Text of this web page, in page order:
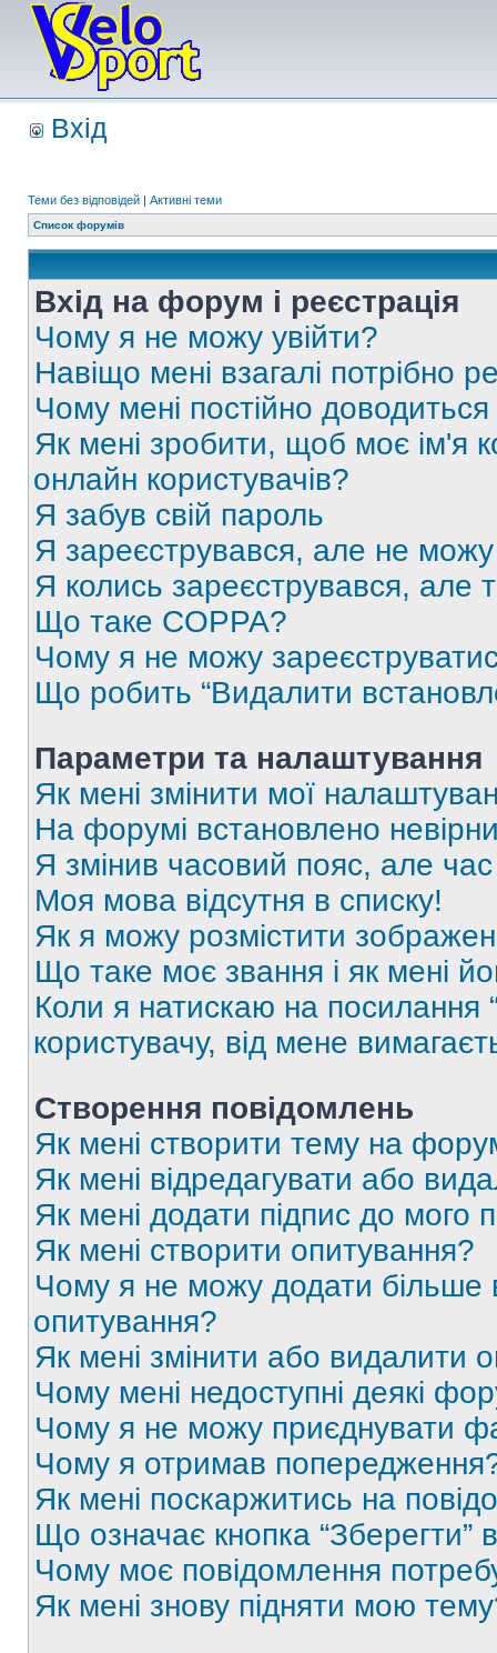
Вхід
Теми без відповідей | Активні теми
Список форумів
Вхід на форум і реєстрація
Чому я не можу увійти?
Навіщо мені взагалі потрібно
Чому мені постійно
Як мені зробити, щоб моє ім'я
онлайн користувачів?
Я забув свій пароль
Я зареєструвався, але не
Я колись зареєструвався,
Що таке COPPA?
Чому я не можу
Що робить “Видалити
Параметри та налаштування
Як мені змінити мої
На форумі встановлено
Я змінив часовий пояс, але
Моя мова відсутня в списку!
Як я можу розмістити
Що таке моє звання і як мені
Коли я натискаю на посилання
користувачу, від мене
Створення повідомлень
Як мені створити тему на
Як мені відредагувати або
Як мені додати підпис до мого
Як мені створити опитування?
Чому я не можу додати більше
опитування?
Як мені змінити або видалити
Чому мені недоступні деякі
Чому я не можу приєднувати
Чому я отримав
Як мені поскаржитись на
Що означає кнопка
Чому моє повідомлення
Як мені знову підняти мою